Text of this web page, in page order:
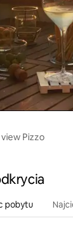
Pizzo
pobytu